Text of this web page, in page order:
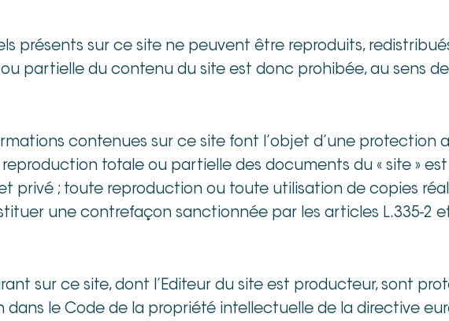
présents sur ce site ne peuvent être reproduits,
partielle du contenu du site est donc prohibée, au sens
contenues sur ce site font l’objet d’une protection
totale ou partielle des documents du « site »
privé ; toute reproduction ou toute utilisation de copies
une contrefaçon sanctionnée par les articles L.335-2
sur ce site, dont l’Editeur du site est producteur, sont
dans le Code de la propriété intellectuelle de la directive